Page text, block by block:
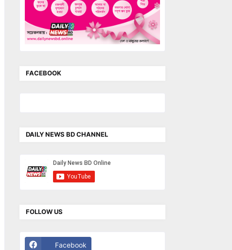
FACEBOOK
DAILY NEWS BD CHANNEL
FOLLOW US
Facebook